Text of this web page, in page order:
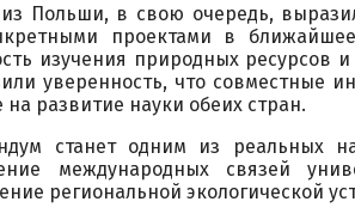
Польши, в свою очередь,
проектами в
изучения природных ресурсов и
уверенность, что совместные
на развитие науки обеих стран.
станет одним из реальных
международных связей
региональной экологической